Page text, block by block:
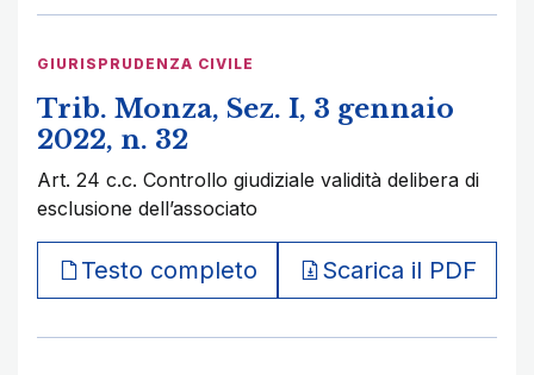
GIURISPRUDENZA CIVILE
Trib. Monza, Sez. I, 3 gennaio
2022, n. 32
Art. 24 c.c. Controllo giudiziale validità delibera di
esclusione dell’associato
Testo completo Scarica il PDF